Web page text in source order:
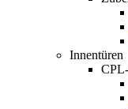
Innentüren